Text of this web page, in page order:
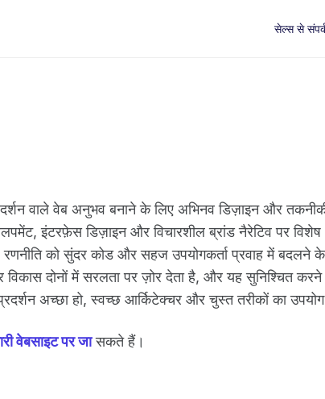
सेल्स से
वाले वेब अनुभव बनाने के लिए अभिनव डिज़ाइन और
इंटरफ़ेस डिज़ाइन और विचारशील ब्रांड नैरेटिव पर विशेष
को सुंदर कोड और सहज उपयोगकर्ता प्रवाह में बदलने
दोनों में सरलता पर ज़ोर देता है, और यह सुनिश्चित
अच्छा हो, स्वच्छ आर्किटेक्चर और चुस्त तरीकों का
वेबसाइट पर जासकते हैं।